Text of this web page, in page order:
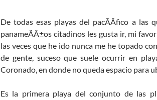
De todas esas playas del pacÃÂ­fico a las
panameÃÂ±os citadinos les gusta ir, mi
las veces que he ido nunca me he topado
de gente, suceso que suele ocurrir en
Coronado, en donde no queda espacio para
Es la primera playa del conjunto de las